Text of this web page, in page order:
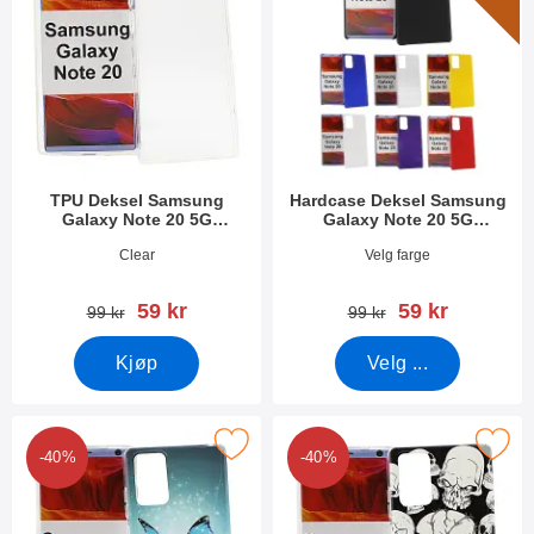
TPU Deksel Samsung
Galaxy Note 20 5G
Varenummer 40504
Clear
gammel pris
99 kr ny pris
59 kr
Kjøp
Hardcase Deksel Samsung
Galaxy Note 20 5G
Varenummer 37202
Velg farge
gammel pris
99 kr ny pris
59 kr
Velg ...
-40%
Samsung Galaxy Note 20 5G (N981B/DS) som
-40%
Merk tPU Designdeksel Samsung Galaxy